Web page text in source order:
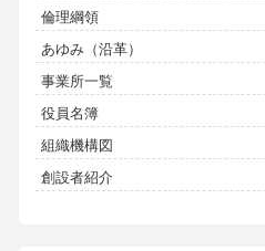
倫理綱領
あゆみ（沿革）
事業所一覧
役員名簿
組織機構図
創設者紹介